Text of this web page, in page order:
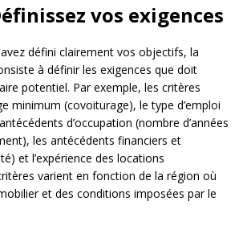
vos exigences
défini clairement vos objectifs, la
à définir les exigences que doit
potentiel. Par exemple, les critères
minimum (covoiturage), le type d’emploi
d’occupation (nombre d’années
les antécédents financiers et
et l’expérience des locations
varient en fonction de la région où
et des conditions imposées par le